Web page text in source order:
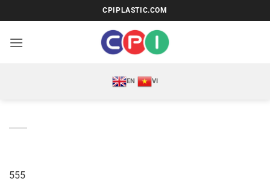
qua
nội
CPIPLASTIC.COM
EN VI
555